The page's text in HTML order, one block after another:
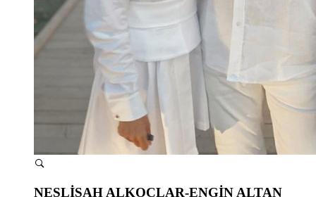
NESLİŞAH ALKOÇLAR-ENGİN ALTAN